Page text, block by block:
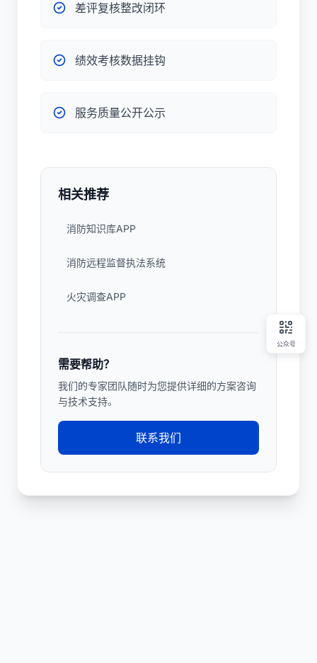
差评复核整改闭环
绩效考核数据挂钩
服务质量公开公示
相关推荐
消防知识库APP
消防远程监督执法系统
火灾调查APP
需要帮助？
我们的专家团队随时为您提供详细的方案咨询
与技术支持。
联系我们
公众号